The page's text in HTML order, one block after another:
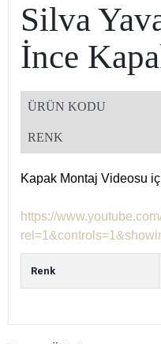
Silva
İnce
ÜRÜN KODU
RENK
Kapak Montaj Videosu
https://
Renk